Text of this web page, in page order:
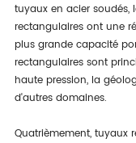
tuyaux en acier soudés,
rectangulaires ont une
plus grande capacité
rectangulaires sont
haute pression, la
d'autres domaines.
Quatrièmement, tuyaux